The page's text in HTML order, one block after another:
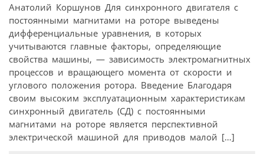
Анатолий Коршунов Для синхронного двигателя с
постоянными магнитами на роторе выведены
дифференциальные уравнения, в которых
учитываются главные факторы, определяющие
свойства машины, — зависимость электромагнитных
процессов и вращающего момента от скорости и
углового положения ротора. Введение Благодаря
своим высоким эксплуатационным характеристикам
синхронный двигатель (СД) с постоянными
магнитами на роторе является перспективной
электрической машиной для приводов малой […]